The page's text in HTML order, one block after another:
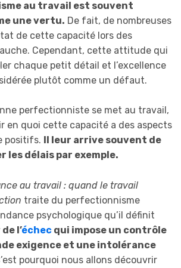
au travail est souvent
une vertu. De fait, de nombreuses
de cette capacité lors des
Cependant, cette attitude qui
chaque petit détail et l’excellence
plutôt comme un défaut.
perfectionniste se met au travail,
en quoi cette capacité a des aspects
positifs.
Il leur arrive souvent de
les délais par exemple.
au travail : quand le travail
traite du perfectionnisme
psychologique qu’il définit
l’échec qui impose un contrôle
exigence et une intolérance
pourquoi nous allons découvrir